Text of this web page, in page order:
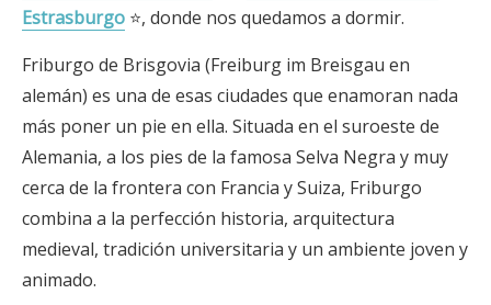
Estrasburgo ⭐, donde nos quedamos a dormir.
Friburgo de Brisgovia (Freiburg im Breisgau en
alemán) es una de esas ciudades que enamoran nada
más poner un pie en ella. Situada en el suroeste de
Alemania, a los pies de la famosa Selva Negra y muy
cerca de la frontera con Francia y Suiza, Friburgo
combina a la perfección historia, arquitectura
medieval, tradición universitaria y un ambiente joven y
animado.